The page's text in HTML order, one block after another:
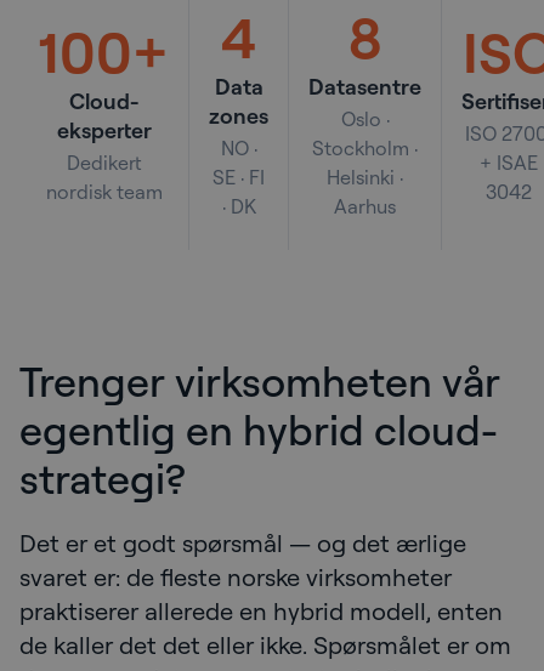
100+
Cloud-
eksperter
Dedikert
nordisk team
4
Data
zones
NO ·
SE · FI
· DK
8
Datasentre
Oslo ·
Stockholm ·
Helsinki ·
Aarhus
ISO
+ ISAE
3042
Trenger virksomheten vår
egentlig en hybrid cloud-
strategi?
Det er et godt spørsmål — og det ærlige
svaret er: de fleste norske virksomheter
praktiserer allerede en hybrid modell, enten
de kaller det det eller ikke. Spørsmålet er om